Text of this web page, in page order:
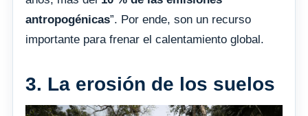
antropogénicas”. Por ende, son un recurso
importante para frenar el calentamiento global.
3. La erosión de los suelos